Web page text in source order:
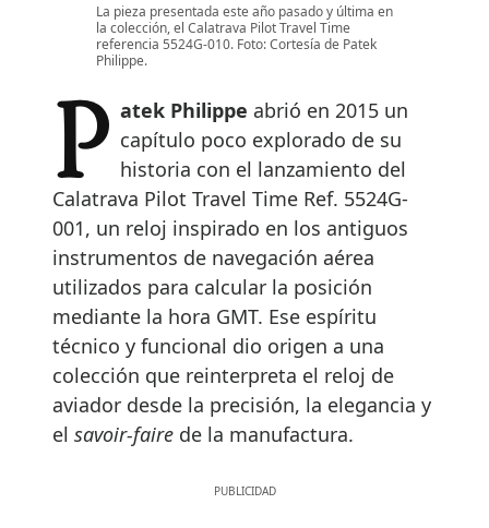
La pieza presentada este año pasado y última en
la colección, el Calatrava Pilot Travel Time
referencia 5524G-010. Foto: Cortesía de Patek
Philippe.
Patek Philippe abrió en 2015 un
capítulo poco explorado de su
historia con el lanzamiento del
Calatrava Pilot Travel Time Ref. 5524G-
001, un reloj inspirado en los antiguos
instrumentos de navegación aérea
utilizados para calcular la posición
mediante la hora GMT. Ese espíritu
técnico y funcional dio origen a una
colección que reinterpreta el reloj de
aviador desde la precisión, la elegancia y
el savoir-faire de la manufactura.